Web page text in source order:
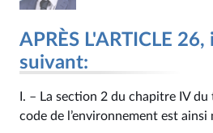
APRÈS L'ARTICLE
suivant:
I. – La section 2 du chapitre IV
code de l’environnement est ainsi